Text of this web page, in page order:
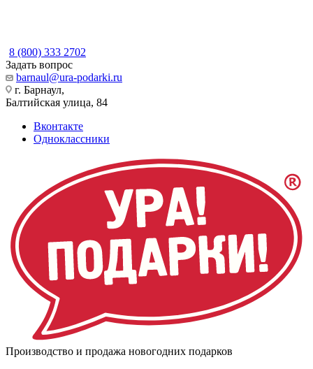
8 (800) 333 2702
Задать вопрос
barnaul@ura-podarki.ru
г. Барнаул,
Балтийская улица, 84
Вконтакте
Одноклассники
Производство и продажа новогодних подарков